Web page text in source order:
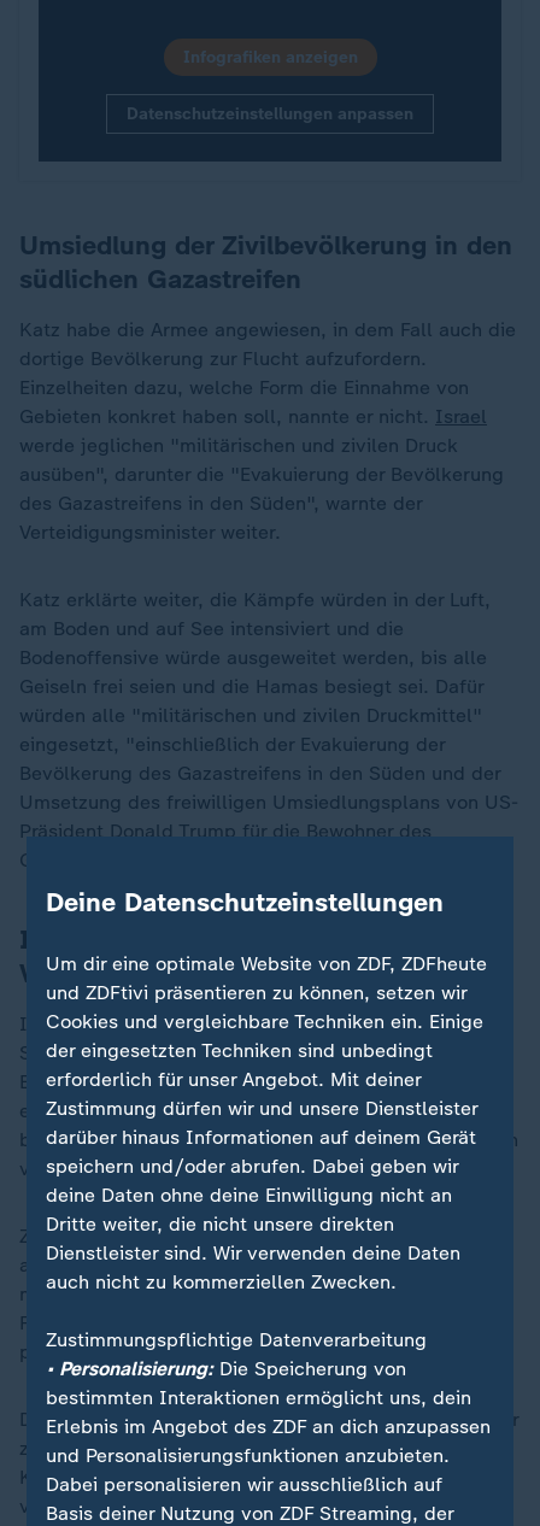
Infografiken anzeigen
Datenschutzeinstellungen anpassen
Umsiedlung der Zivilbevölkerung in den
südlichen Gazastreifen
Katz habe die Armee angewiesen, in dem Fall auch die
dortige Bevölkerung zur Flucht aufzufordern.
Einzelheiten dazu, welche Form die Einnahme von
Gebieten konkret haben soll, nannte er nicht. Israel
werde jeglichen "militärischen und zivilen Druck
ausüben", darunter die "Evakuierung der Bevölkerung
des Gazastreifens in den Süden", warnte der
Verteidigungsminister weiter.
Katz erklärte weiter, die Kämpfe würden in der Luft,
am Boden und auf See intensiviert und die
Bodenoffensive würde ausgeweitet werden, bis alle
Geiseln frei seien und die Hamas besiegt sei. Dafür
würden alle "militärischen und zivilen Druckmittel"
eingesetzt, "einschließlich der Evakuierung der
Bevölkerung des Gazastreifens in den Süden und der
Umsetzung des freiwilligen Umsiedlungsplans von US-
Präsident Donald Trump für die Bewohner des
Gazastreifens", so Katz.
Israel halte an Witkoff-Plan für
Verhandlungen fest
Israel halte am Vorschlag des US-Sondergesandten
Steve Witkoff fest, alle im Gazastreifen verbliebenen
Entführten und Geisel-Leichen in zwei Etappen mit
einer dazwischenliegenden Waffenruhe freizulassen,
betonte Katz. Witkoff hatte einen entsprechenden Plan
vor rund drei Wochen vorgelegt.
Zuletzt hatte er bei einem Vermittlertreffen in Katar
allerdings einen aktualisierten Plan für eine
mehrwöchige Verlängerung der Waffenruhe und die
Freilassung von nur einigen Geiseln im Austausch für
palästinensische Gefangene vorgeschlagen.
Die Hamas fordert indes die sofortige Umsetzung einer
zweiten Phase des Gaza-Deals, die ein Ende des
Krieges und den Abzug der israelischen Truppen
vorsieht. Sie sollte ursprünglich Anfang März
Deine Datenschutzeinstellungen
Um dir eine optimale Website von ZDF, ZDFheute
und ZDFtivi präsentieren zu können, setzen wir
Cookies und vergleichbare Techniken ein. Einige
der eingesetzten Techniken sind unbedingt
erforderlich für unser Angebot. Mit deiner
Zustimmung dürfen wir und unsere Dienstleister
darüber hinaus Informationen auf deinem Gerät
speichern und/oder abrufen. Dabei geben wir
deine Daten ohne deine Einwilligung nicht an
Dritte weiter, die nicht unsere direkten
Dienstleister sind. Wir verwenden deine Daten
auch nicht zu kommerziellen Zwecken.
Zustimmungspflichtige Datenverarbeitung
• Personalisierung:Die Speicherung von
bestimmten Interaktionen ermöglicht uns, dein
Erlebnis im Angebot des ZDF an dich anzupassen
und Personalisierungsfunktionen anzubieten.
Dabei personalisieren wir ausschließlich auf
Basis deiner Nutzung von ZDF Streaming, der